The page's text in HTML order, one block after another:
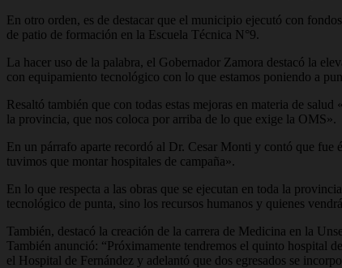
En otro orden, es de destacar que el municipio ejecutó con
de patio de formación en la Escuela Técnica N°9.
La hacer uso de la palabra, el Gobernador Zamora destacó la
con equipamiento tecnológico con lo que estamos poniendo a
Resaltó también que con todas estas mejoras en materia de
la provincia, que nos coloca por arriba de lo que exige la OMS».
En un párrafo aparte recordó al Dr. Cesar Monti y contó que fue
tuvimos que montar hospitales de campaña».
En lo que respecta a las obras que se ejecutan en toda la
tecnológico de punta, sino los recursos humanos y quienes
También, destacó la creación de la carrera de Medicina en la
También anunció: “Próximamente tendremos el quinto hospital
el Hospital de Fernández y adelantó que dos egresados se